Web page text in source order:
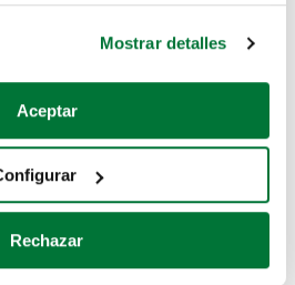
sobre su ubicación geográfica
analizándolo activamente
específicas (huellas
sobre cómo se procesan sus
Mostrar detalles
Aceptar
Rechazar